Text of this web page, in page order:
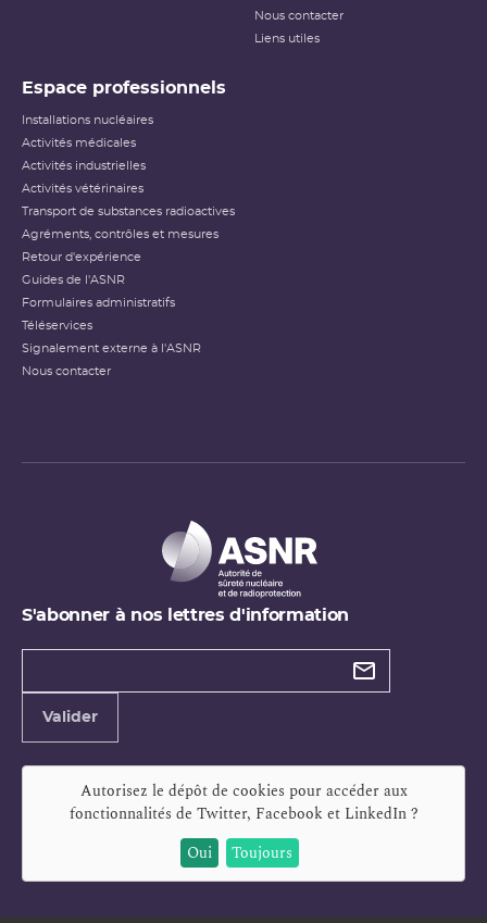
Nous contacter
Liens utiles
Espace professionnels
Installations nucléaires
Activités médicales
Activités industrielles
Activités vétérinaires
Transport de substances radioactives
Agréments, contrôles et mesures
Retour d'expérience
Guides de l'ASNR
Formulaires administratifs
Téléservices
Signalement externe à l'ASNR
Nous contacter
S'abonner à nos lettres d'information
Types de
Valider
Autorisez le dépôt de cookies pour accéder aux
fonctionnalités de Twitter, Facebook et LinkedIn?
Oui
Toujours